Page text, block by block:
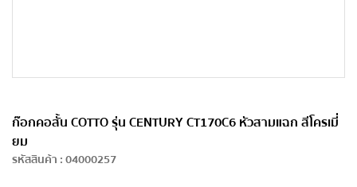
ก๊อกคอสั้น COTTO รุ่น CENTURY CT170C6 หัวสามแฉก สีโครเมี่
ยม
รหัสสินค้า :04000257